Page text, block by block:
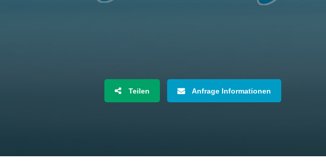
Teilen Anfrage Informationen